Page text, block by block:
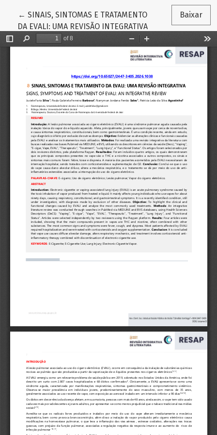
← Voltar aos Detalhes do Artigo
SINAIS, SINTOMAS E TRATAMENTO
DA EVALI: UMA REVISÃO INTEGRATIVA
Baixar